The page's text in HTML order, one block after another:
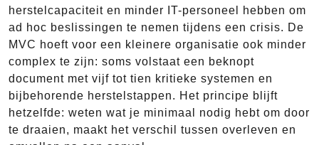
herstelcapaciteit en minder IT-personeel hebben om
ad hoc beslissingen te nemen tijdens een crisis. De
MVC hoeft voor een kleinere organisatie ook minder
complex te zijn: soms volstaat een beknopt
document met vijf tot tien kritieke systemen en
bijbehorende herstelstappen. Het principe blijft
hetzelfde: weten wat je minimaal nodig hebt om door
te draaien, maakt het verschil tussen overleven en